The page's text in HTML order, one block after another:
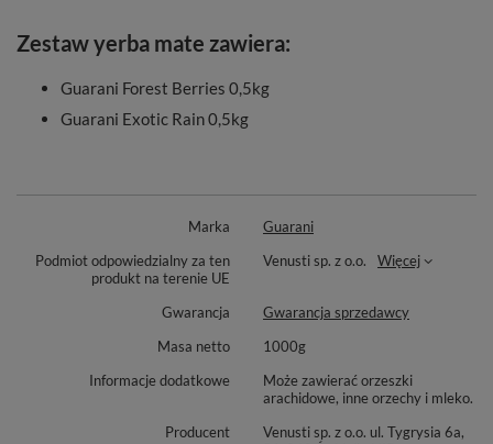
Zestaw yerba mate zawiera:
Guarani Forest Berries 0,5kg
Guarani Exotic Rain 0,5kg
Marka
Guarani
Podmiot odpowiedzialny za ten
produkt na terenie UE
Venusti sp. z o.o. Więcej
Gwarancja
Gwarancja sprzedawcy
Masa netto
1000g
Informacje dodatkowe
Może zawierać orzeszki
arachidowe, inne orzechy i mleko.
Producent
Venusti sp. z o.o. ul. Tygrysia 6a,